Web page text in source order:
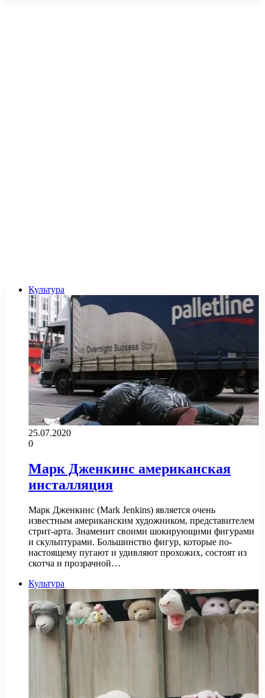
Культура
25.07.2020
0
Марк Дженкинс американская
инсталляция
Марк Дженкинс (Mark Jenkins) является очень
известным американским художником, представителем
стрит-арта. Знаменит своими шокирующими фигурами
и скульптурами. Большинство фигур, которые по-
настоящему пугают и удивляют прохожих, состоят из
скотча и прозрачной…
Культура